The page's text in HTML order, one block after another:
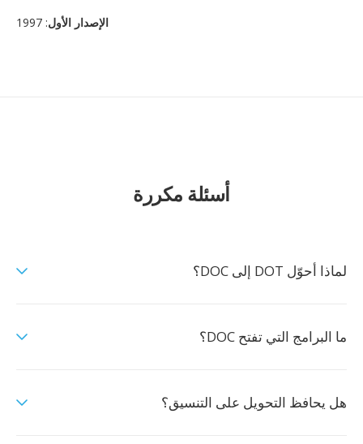
الإصدار الأول: 1997
أسئلة مكررة
لماذا أحوّل DOT إلى DOC؟
ما البرامج التي تفتح DOC؟
هل يحافظ التحويل على التنسيق؟